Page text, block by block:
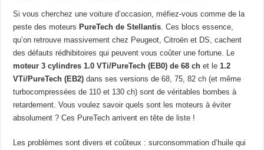
Si vous cherchez une voiture d’occasion, méfiez-vous comme de la
peste des moteurs PureTech de Stellantis . Ces blocs essence,
qu’on retrouve massivement chez Peugeot, Citroën et DS, cachent
des défauts rédhibitoires qui peuvent vous coûter une fortune. Le
moteur 3 cylindres 1.0 VTi/PureTech (EB0) de 68 ch et le 1.2
VTi/PureTech (EB2) dans ses versions de 68, 75, 82 ch (et même
turbocompressées de 110 et 130 ch) sont de véritables bombes à
retardement. Vous voulez savoir quels sont les moteurs à éviter
absolument ? Ces PureTech arrivent en tête de liste !
Les problèmes sont divers et coûteux : surconsommation d’huile qui